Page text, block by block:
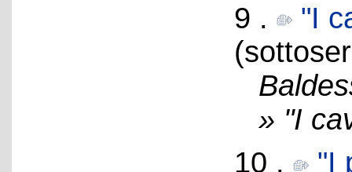
9 .
"I
» "I
10 .
"I